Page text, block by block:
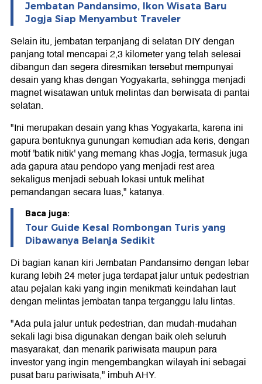
Jembatan Pandansimo, Ikon Wisata Baru
Jogja Siap Menyambut Traveler
Selain itu, jembatan terpanjang di selatan DIY dengan
panjang total mencapai 2,3 kilometer yang telah selesai
dibangun dan segera diresmikan tersebut mempunyai
desain yang khas dengan Yogyakarta, sehingga menjadi
magnet wisatawan untuk melintas dan berwisata di pantai
selatan.
"Ini merupakan desain yang khas Yogyakarta, karena ini
gapura bentuknya gunungan kemudian ada keris, dengan
motif 'batik nitik' yang memang khas Jogja, termasuk juga
ada gapura atau pendopo yang menjadi rest area
sekaligus menjadi sebuah lokasi untuk melihat
pemandangan secara luas," katanya.
Baca juga:
Tour Guide Kesal Rombongan Turis yang
Dibawanya Belanja Sedikit
Di bagian kanan kiri Jembatan Pandansimo dengan lebar
kurang lebih 24 meter juga terdapat jalur untuk pedestrian
atau pejalan kaki yang ingin menikmati keindahan laut
dengan melintas jembatan tanpa terganggu lalu lintas.
"Ada pula jalur untuk pedestrian, dan mudah-mudahan
sekali lagi bisa digunakan dengan baik oleh seluruh
masyarakat, dan menarik pariwisata maupun para
investor yang ingin mengembangkan wilayah ini sebagai
pusat baru pariwisata," imbuh AHY.